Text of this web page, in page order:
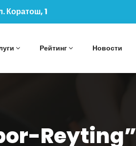
Коратош, 1
Рейтинг Новости
Reyting”